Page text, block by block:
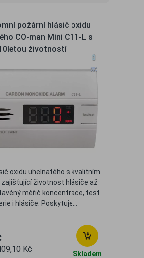
požární hlásič oxidu
CO-man Mini C11-L s
životností
oxidu uhelnatého s kvalitním
zajišťující životnost hlásiče až
měřič koncentrace, test
i hlásiče. Poskytuje...
Kč Skladem